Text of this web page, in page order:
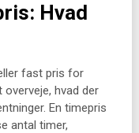
Hvad
fast pris for
hvad der
En timepris
antal timer,